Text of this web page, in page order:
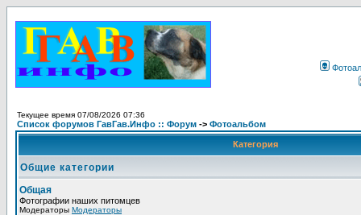
Текущее время 07/08/2026 07:36
Список форумов ГавГав.Инфо :: Форум -> Фотоальбом
Категория
Общие категории
Общая
Фотографии наших питомцев
Модераторы Модераторы